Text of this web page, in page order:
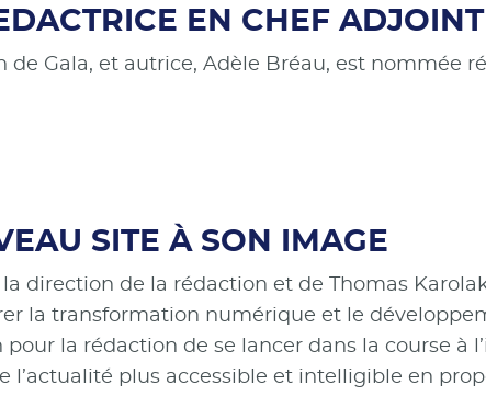
EN CHEF
Gala, et autrice, Adèle Bréau, est nommée
SITE À SON IMAGE
direction de la rédaction et de Thomas
la transformation numérique et le
la rédaction de se lancer dans la course à
l’actualité plus accessible et intelligible en